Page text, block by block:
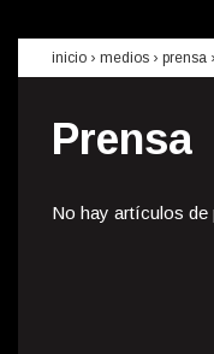
inicio › medios › prensa
Prensa
No hay artículos de